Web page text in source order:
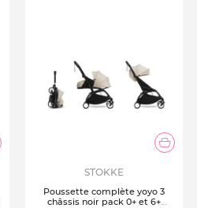
STOKKE
Poussette complète yoyo 3
châssis noir pack 0+ et 6+